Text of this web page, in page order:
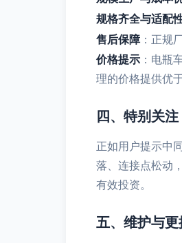
规格齐全与适配
售后保障：正规
价格提示 ：电瓶
理的价格提供优
四、特别关
正如用户提示中
落、连接点松动
有效投资。
五、维护与更